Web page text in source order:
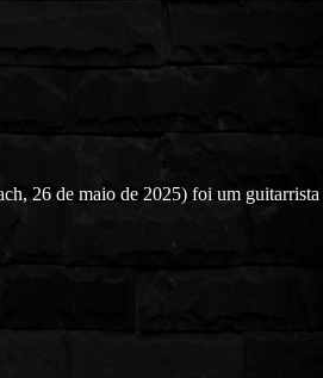
26 de maio de 2025) foi um guitarrista